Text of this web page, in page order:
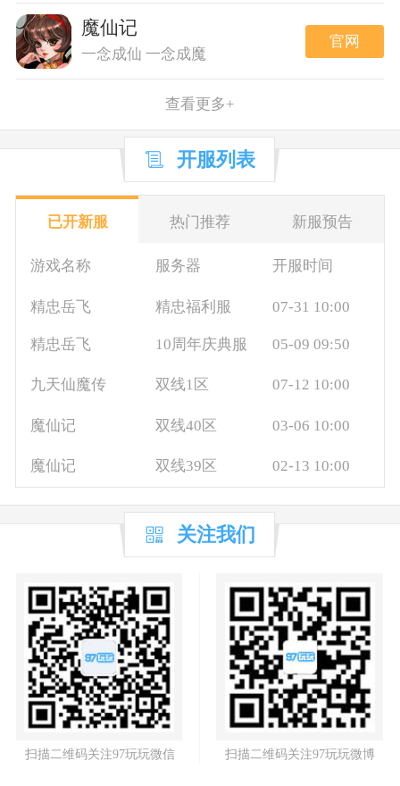
魔仙记
一念成仙 一念成魔
官网
查看更多+
开服列表
已开新服 热门推荐 新服预告
游戏名称 服务器 开服时间
精忠岳飞 精忠福利服 07-31 10:00
精忠岳飞 10周年庆典服 05-09 09:50
九天仙魔传 双线1区 07-12 10:00
魔仙记 双线40区 03-06 10:00
魔仙记 双线39区 02-13 10:00
关注我们
扫描二维码关注97玩玩微信 扫描二维码关注97玩玩微博